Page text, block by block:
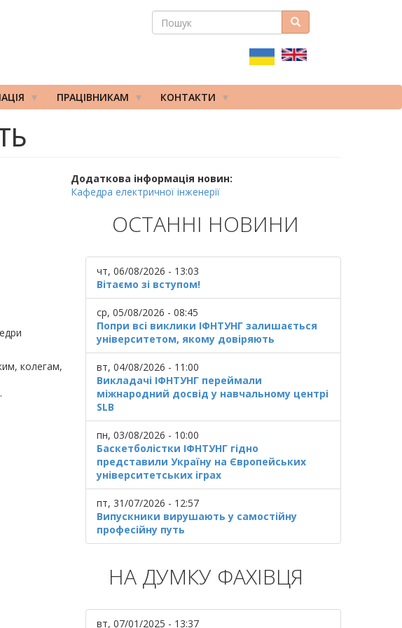
ПОШУКОВА
ПОШУК Пошук
ПРАЦІВНИКАМ КОНТАКТИ
колегам,
Додаткова інформація новин:
Кафедра електричної інженерії
ОСТАННІ НОВИНИ
чт, 06/08/2026 - 13:03
Вітаємо зі вступом!
ср, 05/08/2026 - 08:45
Попри всі виклики ІФНТУНГ залишається
університетом, якому довіряють
вт, 04/08/2026 - 11:00
Викладачі ІФНТУНГ переймали
міжнародний досвід у навчальному центрі
SLB
пн, 03/08/2026 - 10:00
Баскетболістки ІФНТУНГ гідно
представили Україну на Європейських
університетських іграх
пт, 31/07/2026 - 12:57
Випускники вирушають у самостійну
професійну путь
НА ДУМКУ ФАХІВЦЯ
вт, 07/01/2025 - 13:37